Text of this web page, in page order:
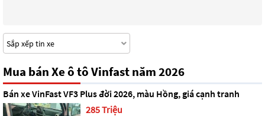
Mua bán Xe ô tô Vinfast năm 2026
Bán xe VinFast VF3 Plus đời 2026, màu Hồng, giá cạnh tranh
285 Triệu